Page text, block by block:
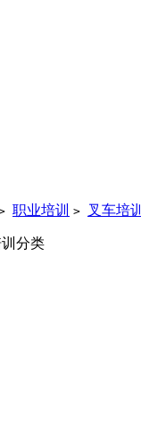
职业培训 > 叉车培训
分类